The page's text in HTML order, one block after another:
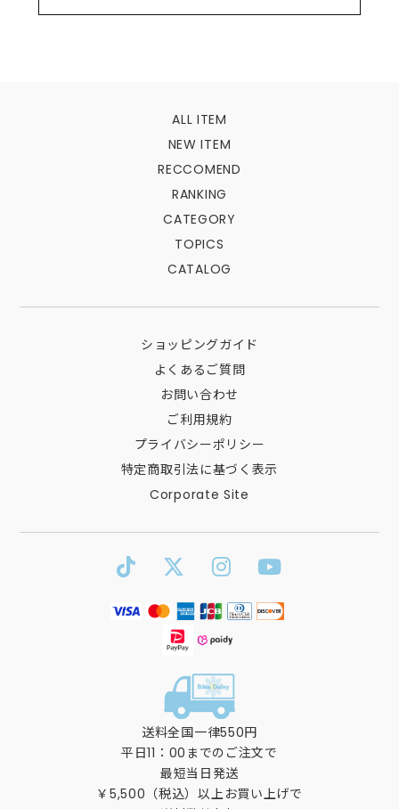
ALL ITEM
NEW ITEM
RECCOMEND
RANKING
CATEGORY
TOPICS
CATALOG
ショッピングガイド
よくあるご質問
お問い合わせ
ご利用規約
プライバシーポリシー
特定商取引法に基づく表示
Corporate Site
送料全国一律550円
平日11：00までのご注文で
最短当日発送
￥5,500（税込）以上お買い上げで